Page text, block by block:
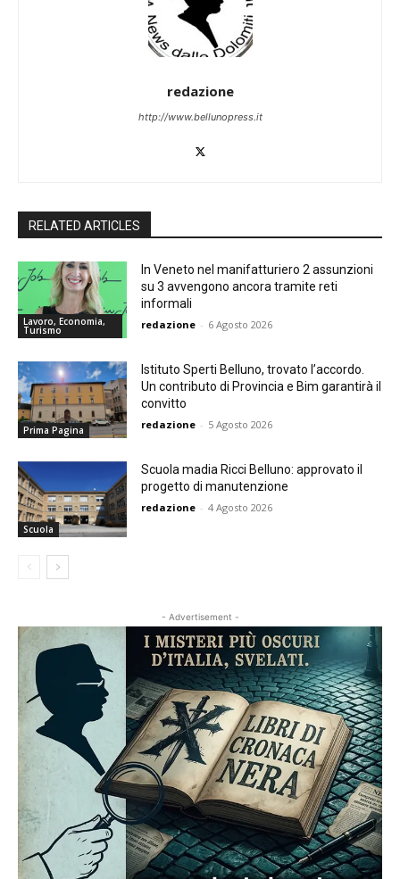
redazione
http://www.bellunopress.it
RELATED ARTICLES
Lavoro, Economia,
Turismo
In Veneto nel manifatturiero 2 assunzioni
su 3 avvengono ancora tramite reti
informali
redazione - 6 Agosto 2026
Prima Pagina
Istituto Sperti Belluno, trovato l’accordo.
Un contributo di Provincia e Bim garantirà il
convitto
redazione - 5 Agosto 2026
Scuola
Scuola madia Ricci Belluno: approvato il
progetto di manutenzione
redazione - 4 Agosto 2026
- Advertisement -